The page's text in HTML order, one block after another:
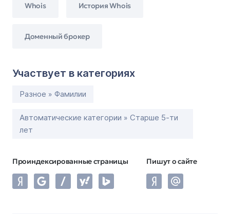
Whois История Whois
Доменный брокер
Участвует в категориях
Разное » Фамилии
Автоматические категории » Старше 5-ти
лет
Проиндексированные страницы Пишут о сайте